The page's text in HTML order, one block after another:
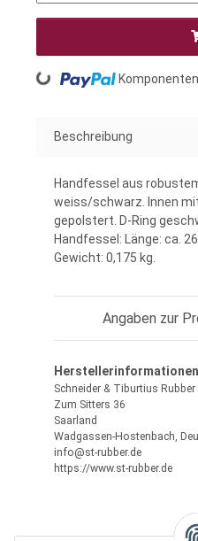
Loading...
Beschreibung
Handfessel aus
weiss/schwarz. Innen
gepolstert. D-Ring
Handfessel: Länge: ca.
Gewicht: 0,175 kg.
Angaben zur
Schneider & Tiburtius
Zum Sitters 36
Saarland
Wadgassen-Hostenbach,
info@st-rubber.de
https://www.st-rubber.de